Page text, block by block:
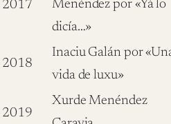
2017
Menéndez por «Yá lo
dicía…»
2018
Inaciu Galán por
vida de luxu»
2019
Xurde Menéndez